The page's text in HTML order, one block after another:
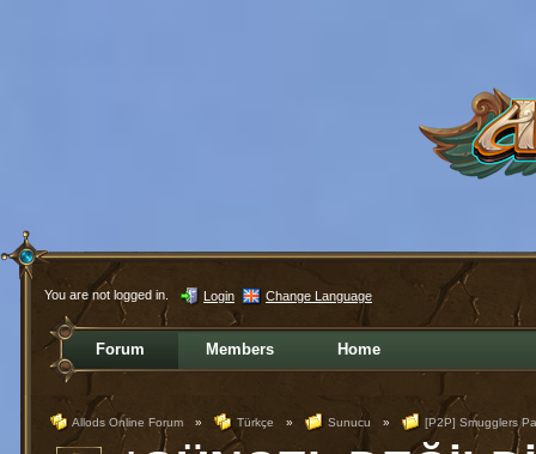
You are not logged in. Login Change Language
Forum Members Home
Allods Online Forum » Türkçe » Sunucu » [P2P] Smugglers